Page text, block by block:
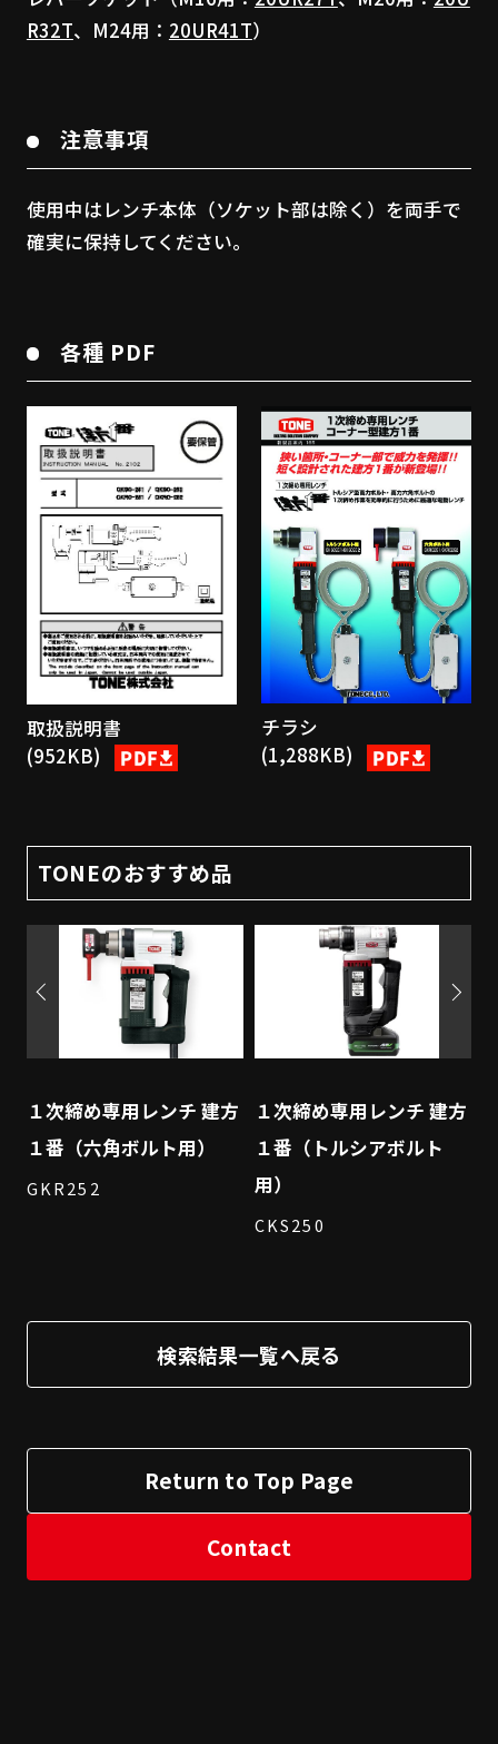
R32T、M24用： 20UR41T）
注意事項
使用中はレンチ本体（ソケット部は除く）を両手で
確実に保持してください。
各種 PDF
取扱説明書
(952KB)
チラシ
(1,288KB)
TONEのおすすめ品
１次締め専用レンチ 建方
１番（六角ボルト用）
GKR252
１次締め専用レンチ 建方
１番（トルシアボルト
用）
CKS250
検索結果一覧へ戻る
Return to Top Page
Contact